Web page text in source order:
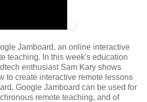
Jamboard, an online interactive
teaching. In this week's education
enthusiast Sam Kary shows
to create interactive remote lessons
Google Jamboard can be used for
remote teaching, and of